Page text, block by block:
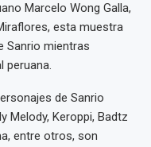
Marcelo Wong Galla,
esta muestra
Sanrio mientras
peruana.
de Sanrio
Melody, Keroppi, Badtz
entre otros, son